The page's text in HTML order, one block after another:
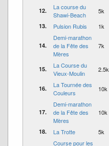
12.
La course du
Shawi-Beach
5k
13. Pulsion Rubis 1k
14.
Demi-marathon
de la Fête des
Mères
7k
15.
La Course du
Vieux-Moulin
2.5k
16.
La Tournée des
Couleurs
10k
17.
Demi-marathon
de la Fête des
Mères
10k
18. La Trotte 5k
Course pour les